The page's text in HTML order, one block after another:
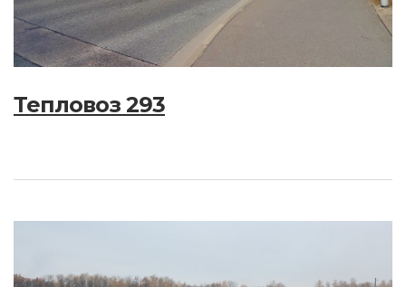
Тепловоз 293